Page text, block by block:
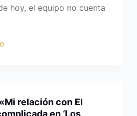
hoy, el equipo no cuenta
relación con El
en ‘Los